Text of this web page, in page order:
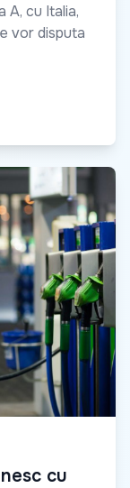
A, cu Italia,
vor disputa
cu